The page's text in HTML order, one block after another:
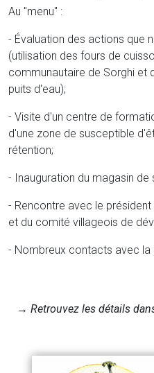
Au "menu" :
- Évaluation des actions que
(utilisation des fours de
communautaire de Sorghi et
puits d'eau);
- Visite d'un centre de
d'une zone de susceptible
rétention;
- Inauguration du magasin
- Rencontre avec le
et du comité villageois de
- Nombreux contacts avec la
→ Retrouvez les détails